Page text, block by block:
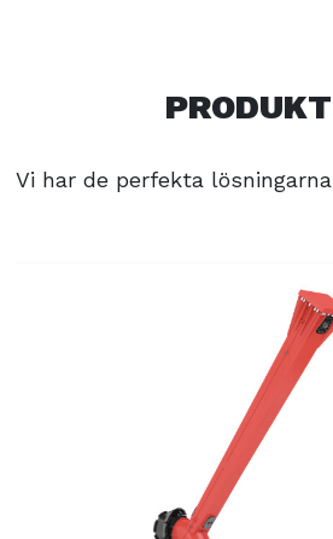
Vi har de perfekta